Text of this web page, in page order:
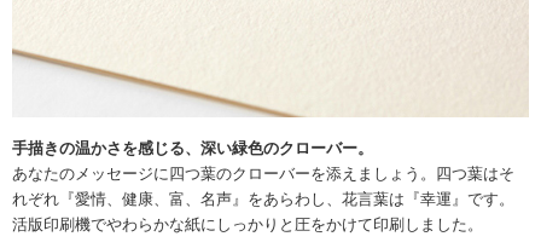
手描きの温かさを感じる、深い緑色のクローバー。
あなたのメッセージに四つ葉のクローバーを添えましょう。四つ葉はそ
れぞれ『愛情、健康、富、名声』をあらわし、花言葉は『幸運』です。
活版印刷機でやわらかな紙にしっかりと圧をかけて印刷しました。